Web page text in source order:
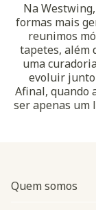
Na
formas mais
reunimos
tapetes, além
uma
evoluir junto
Afinal, quando
ser apenas um
Quem somos